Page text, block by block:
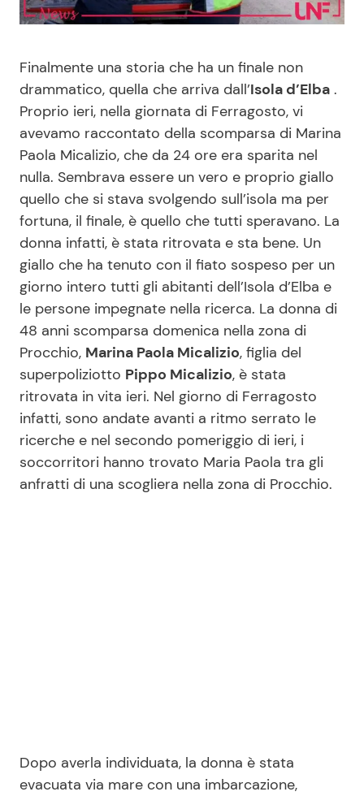
Casa
Moda e Style
Mondo Mamma
News benessere
Salute
Viaggi e Turismo
Festività
Consigli di Cucina
Dolci
Le Ricette in TV
Primi Piatti
Ricette Facili e Veloci
Ricette Feste
Ricette per Bambini
Seguici
Finalmente una storia che ha un finale non
drammatico, quella che arriva dall’Isola d’Elba .
Proprio ieri, nella giornata di Ferragosto, vi
avevamo raccontato della scomparsa di Marina
Paola Micalizio, che da 24 ore era sparita nel
nulla. Sembrava essere un vero e proprio giallo
quello che si stava svolgendo sull’isola ma per
fortuna, il finale, è quello che tutti speravano. La
donna infatti, è stata ritrovata e sta bene. Un
giallo che ha tenuto con il fiato sospeso per un
giorno intero tutti gli abitanti dell’Isola d’Elba e
le persone impegnate nella ricerca. La donna di
48 anni scomparsa domenica nella zona di
Procchio, Marina Paola Micalizio, figlia del
superpoliziotto Pippo Micalizio, è stata
ritrovata in vita ieri. Nel giorno di Ferragosto
infatti, sono andate avanti a ritmo serrato le
ricerche e nel secondo pomeriggio di ieri, i
soccorritori hanno trovato Maria Paola tra gli
anfratti di una scogliera nella zona di Procchio.
Dopo averla individuata, la donna è stata
evacuata via mare con una imbarcazione,